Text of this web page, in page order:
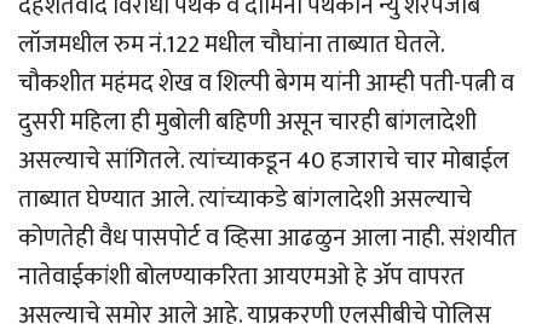
लॉजमधील रुम नं.122 मधील चौघांना ताब्यात घेतले.
चौकशीत महंमद शेख व शिल्पी बेगम यांनी आम्ही पती-पत्नी व
दुसरी महिला ही मुबोली बहिणी असून चारही बांगलादेशी
असल्याचे सांगितले. त्यांच्याकडून 40 हजाराचे चार मोबाईल
ताब्यात घेण्यात आले. त्यांच्याकडे बांगलादेशी असल्याचे
कोणतेही वैध पासपोर्ट व व्हिसा आढळुन आला नाही. संशयीत
नातेवाईकांशी बोलण्याकरिता आयएमओ हे अ‍ॅप वापरत
असल्याचे समोर आले आहे. याप्रकरणी एलसीबीचे पोलिस